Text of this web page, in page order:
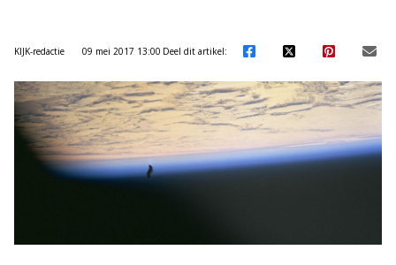
KIJK-redactie 09 mei 2017 13:00 Deel dit artikel: